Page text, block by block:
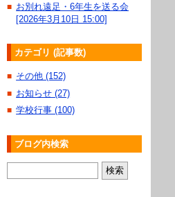
■ お別れ遠足・6年生を送る会
[2026年3月10日 15:00]
カテゴリ (記事数)
■ その他 (152)
■ お知らせ (27)
■ 学校行事 (100)
ブログ内検索